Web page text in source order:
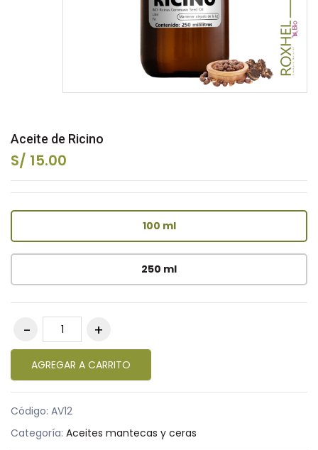
Aceite de Ricino
S/ 15.00
100 ml
250 ml
AGREGAR A CARRITO
Código: AV12
Categoría: Aceites mantecas y ceras